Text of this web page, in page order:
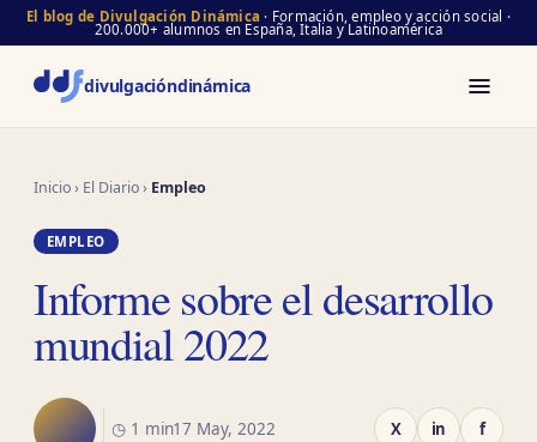
El blog de Divulgación Dinámica · Formación, empleo y acción social ·
200.000+ alumnos en España, Italia y Latinoamérica
divulgacióndinámica
Inicio› El Diario› Empleo
EMPLEO
Informe sobre el desarrollo
mundial 2022
◷ 1 min17 May, 2022 X in f